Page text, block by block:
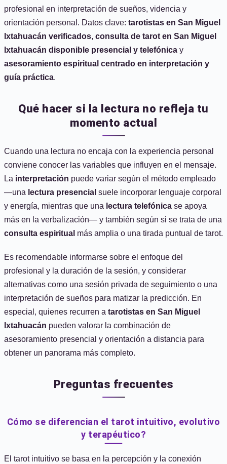
profesional en interpretación de sueños, videncia y
orientación personal. Datos clave: tarotistas en San Miguel
Ixtahuacán verificados, consulta de tarot en San Miguel
Ixtahuacán disponible presencial y telefónica y
asesoramiento espiritual centrado en interpretación y
guía práctica.
Qué hacer si la lectura no refleja tu
momento actual
Cuando una lectura no encaja con la experiencia personal
conviene conocer las variables que influyen en el mensaje.
La interpretación puede variar según el método empleado
—una lectura presencial suele incorporar lenguaje corporal
y energía, mientras que una lectura telefónica se apoya
más en la verbalización— y también según si se trata de una
consulta espiritual más amplia o una tirada puntual de tarot.
Es recomendable informarse sobre el enfoque del
profesional y la duración de la sesión, y considerar
alternativas como una sesión privada de seguimiento o una
interpretación de sueños para matizar la predicción. En
especial, quienes recurren a tarotistas en San Miguel
Ixtahuacán pueden valorar la combinación de
asesoramiento presencial y orientación a distancia para
obtener un panorama más completo.
Preguntas frecuentes
Cómo se diferencian el tarot intuitivo, evolutivo
y terapéutico?
El tarot intuitivo se basa en la percepción y la conexión